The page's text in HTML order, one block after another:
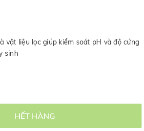
vật liệu lọc giúp kiểm soát pH và độ cứng
sinh
HẾT HÀNG